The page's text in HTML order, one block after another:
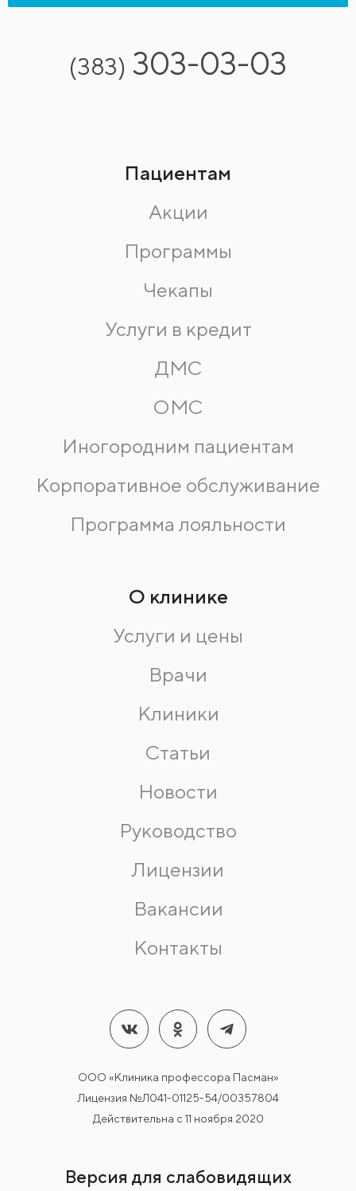
(383) 303-03-03
Пациентам
Акции
Программы
Чекапы
Услуги в кредит
ДМС
ОМС
Иногородним пациентам
Корпоративное обслуживание
Программа лояльности
О клинике
Услуги и цены
Врачи
Клиники
Статьи
Новости
Руководство
Лицензии
Вакансии
Контакты
ООО «Клиника профессора Пасман»
Лицензия №Л041-01125-54/00357804
Действительна с 11 ноября 2020
Версия для слабовидящих